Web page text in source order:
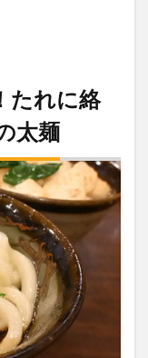
たれに絡
太麺